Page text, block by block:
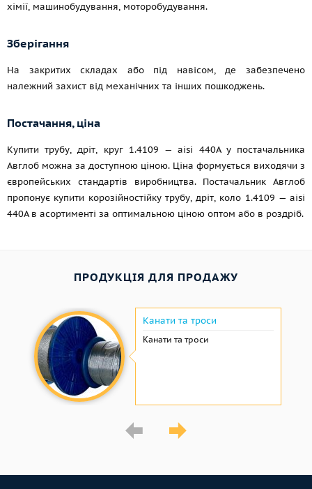
хімії, машинобудування, моторобудування.
Зберігання
На закритих складах або під навісом, де забезпечено
належний захист від механічних та інших пошкоджень.
Постачання, ціна
Купити трубу, дріт, круг 1.4109 — aisi 440A у постачальника
Авглоб можна за доступною ціною. Ціна формується виходячи з
європейських стандартів виробництва. Постачальник Авглоб
пропонує купити корозійностійку трубу, дріт, коло 1.4109 — aisi
440A в асортименті за оптимальною ціною оптом або в роздріб.
ПРОДУКЦІЯ ДЛЯ ПРОДАЖУ
Канати та троси
Канати та троси